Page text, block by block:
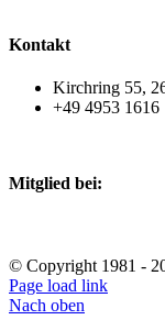
Kontakt
Kirchring 55,
+49 4953 1616
Mitglied bei:
© Copyright 1981 -
Page load link
Nach oben